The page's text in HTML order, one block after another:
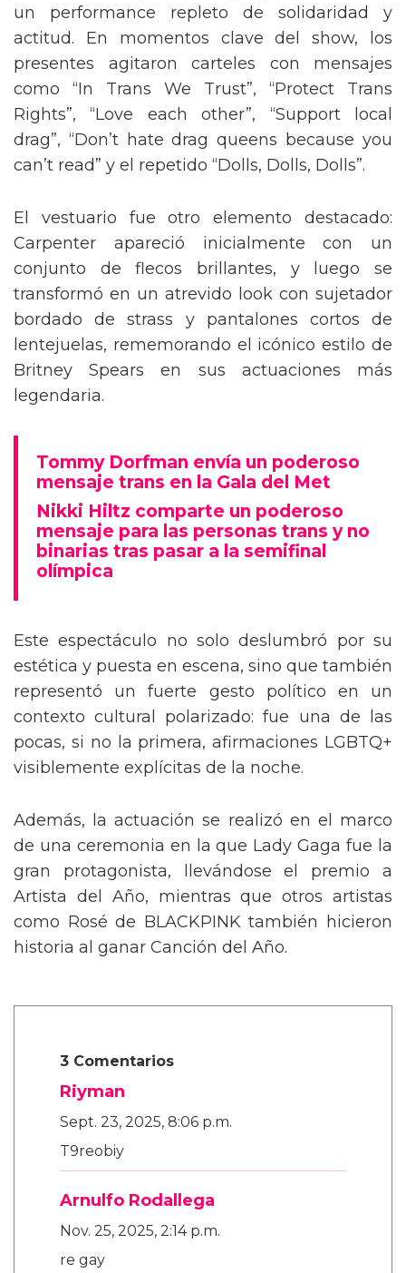
un performance repleto de solidaridad y
actitud. En momentos clave del show, los
presentes agitaron carteles con mensajes
como “In Trans We Trust”, “Protect Trans
Rights”, “Love each other”, “Support local
drag”, “Don’t hate drag queens because you
can’t read” y el repetido “Dolls, Dolls, Dolls”.
El vestuario fue otro elemento destacado:
Carpenter apareció inicialmente con un
conjunto de flecos brillantes, y luego se
transformó en un atrevido look con sujetador
bordado de strass y pantalones cortos de
lentejuelas, rememorando el icónico estilo de
Britney Spears en sus actuaciones más
legendaria.
Tommy Dorfman envía un poderoso
mensaje trans en la Gala del Met
Nikki Hiltz comparte un poderoso
mensaje para las personas trans y no
binarias tras pasar a la semifinal
olímpica
Este espectáculo no solo deslumbró por su
estética y puesta en escena, sino que también
representó un fuerte gesto político en un
contexto cultural polarizado: fue una de las
pocas, si no la primera, afirmaciones LGBTQ+
visiblemente explícitas de la noche.
Además, la actuación se realizó en el marco
de una ceremonia en la que Lady Gaga fue la
gran protagonista, llevándose el premio a
Artista del Año, mientras que otros artistas
como Rosé de BLACKPINK también hicieron
historia al ganar Canción del Año.
3 Comentarios
Riyman
Sept. 23, 2025, 8:06 p.m.
T9reobiy
Arnulfo Rodallega
Nov. 25, 2025, 2:14 p.m.
re gay